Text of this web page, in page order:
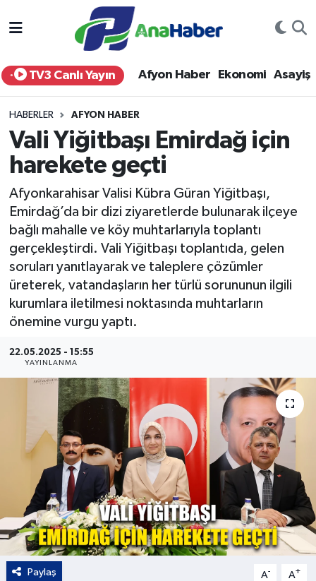
TV3 Canlı Yayın Afyon Haber Ekonomi Asayiş
HABERLER AFYON HABER
Vali Yiğitbaşı Emirdağ için
harekete geçti
Afyonkarahisar Valisi Kübra Güran Yiğitbaşı,
Emirdağ’da bir dizi ziyaretlerde bulunarak ilçeye
bağlı mahalle ve köy muhtarlarıyla toplantı
gerçekleştirdi. Vali Yiğitbaşı toplantıda, gelen
soruları yanıtlayarak ve taleplere çözümler
üreterek, vatandaşların her türlü sorununun ilgili
kurumlara iletilmesi noktasında muhtarların
önemine vurgu yaptı.
22.05.2025 - 15:55
YAYINLANMA
Paylaş A- A+
Yurt Haber
Afyon Haber
Siyaset
Spor
Eğitim
Sağlık
Teknoloji
Yaşam
Afyonkarahisar Nöbetçi Eczaneler
Afyonkarahisar Hava Durumu
Afyonkarahisar Trafik Yoğunluk Haritası
Süper Lig Puan Durumu ve Fikstür
Tüm Manşetler
Son Dakika Haberleri
Haber Arşivi